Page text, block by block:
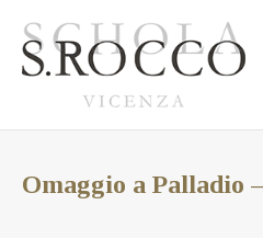
Omaggio a Palladio